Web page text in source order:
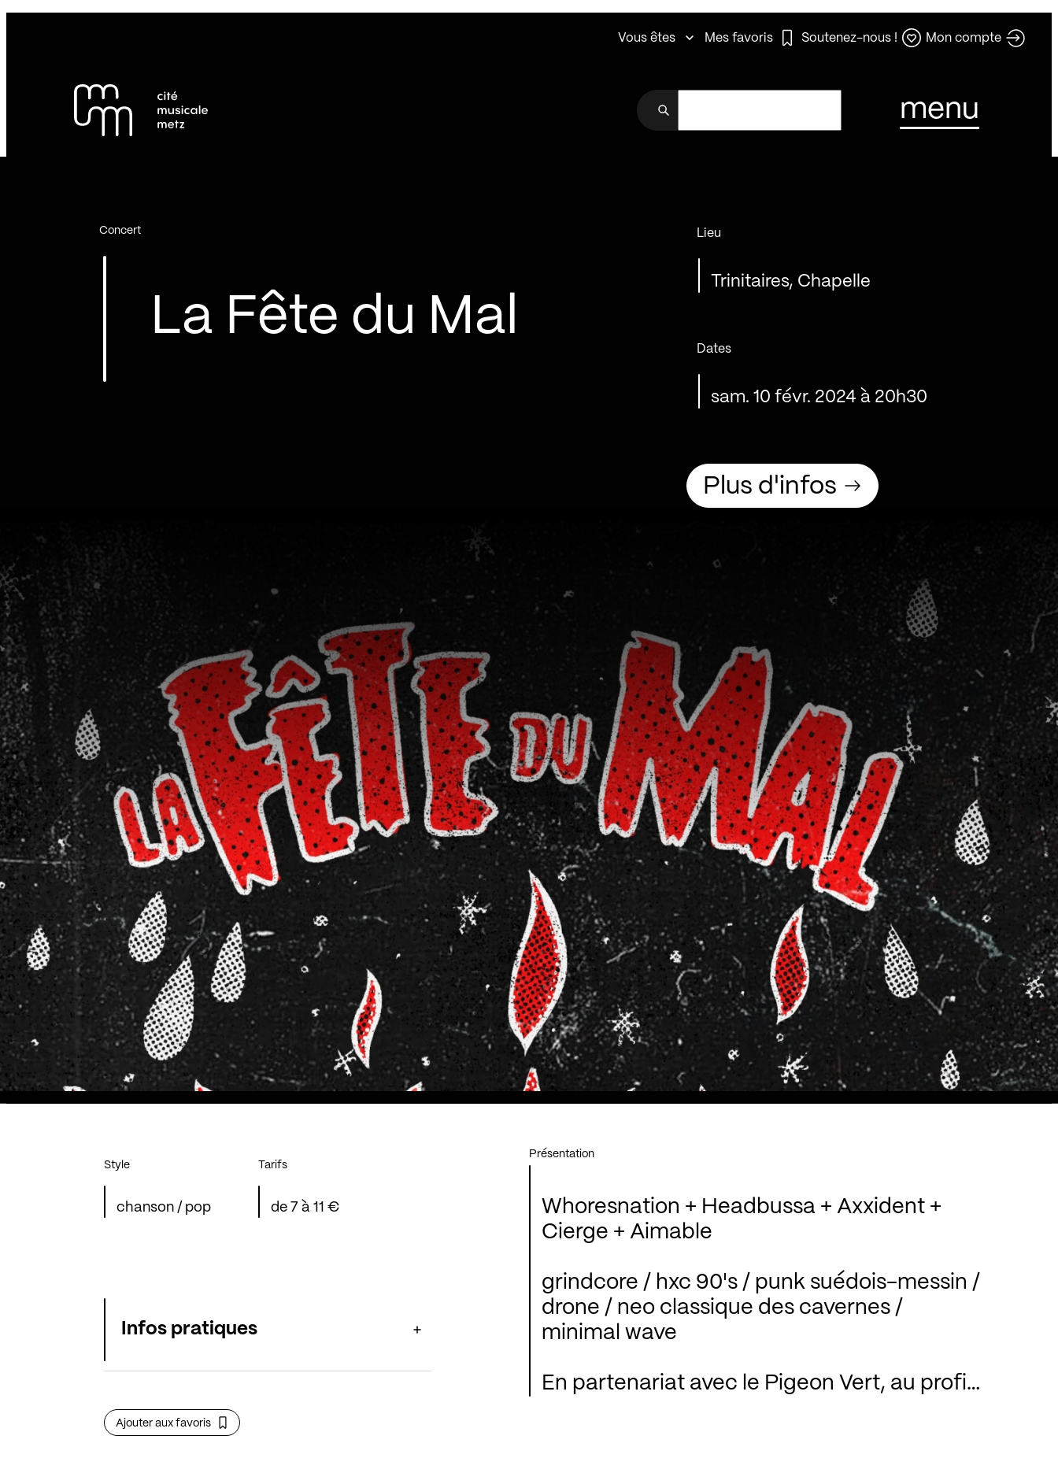
Pied de page
Vous êtes Mes favoris Soutenez-nous ! Mon compte
menu
La Fête du Mal
Concert Lieu
Trinitaires, Chapelle
Dates
sam. 10 févr. 2024 à 20h30
Plus d'infos
Style
chanson / pop
Tarifs
de 7 à 11 €
Présentation
Whoresnation + Headbussa + Axxident +
Cierge + Aimable
grindcore / hxc 90's / punk suédois-messin /
drone / neo classique des cavernes /
minimal wave
En partenariat avec le Pigeon Vert, au profit
Infos pratiques
Ajouter aux favoris